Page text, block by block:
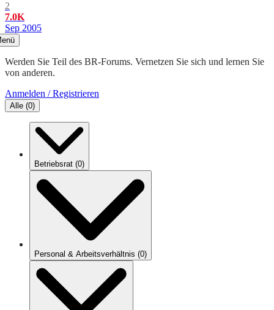
2
7.0K
Sep 2005
Werden Sie Teil des BR-Forums. Vernetzen Sie sich und lernen Sie
von anderen.
Anmelden / Registrieren
Alle (0)
Betriebsrat (0)
Personal & Arbeitsverhältnis (0)